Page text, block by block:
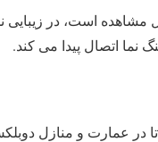
مشاهده است، در
نما اتصال پیدا می کند.
در عمارت و منازل